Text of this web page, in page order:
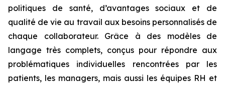
politiques de santé, d’avantages sociaux et de
qualité de vie au travail aux besoins personnalisés de
chaque collaborateur. Grâce à des modèles de
langage très complets, conçus pour répondre aux
problématiques individuelles rencontrées par les
patients, les managers, mais aussi les équipes RH et